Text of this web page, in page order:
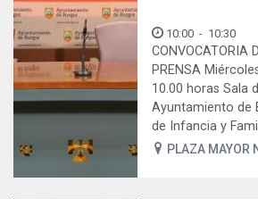
10:00 - 10:30
CONVOCATORIA
PRENSA
10.00 horas Sala
Ayuntamiento de
de Infancia y
PLAZA MAYOR